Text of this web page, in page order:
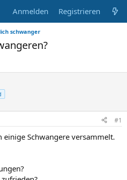
Anmelden Registrieren
schwanger
#1
einige Schwangere versammelt.